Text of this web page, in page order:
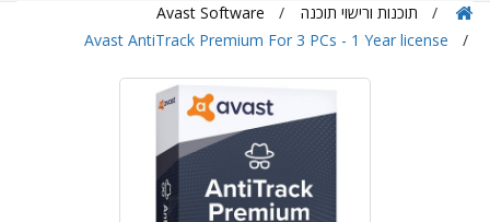
תוכנות ורישוי תוכנה
Avast Software
Avast AntiTrack Premium For 3 PCs - 1 Year license